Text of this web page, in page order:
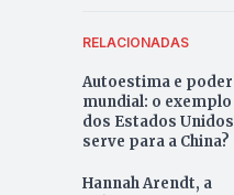
RELACIONADAS
Autoestima e poder
mundial: o exemplo
dos Estados Unidos
serve para a China?
Hannah Arendt, a